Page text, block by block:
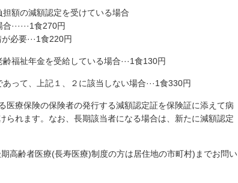
額の減額認定を受けている場合
······1食270円
必要···1食220円
福祉年金を受給している場合···1食130円
って、上記１、２に該当しない場合···1食330円
医療保険の保険者の発行する減額認定証を保険証に添えて病
られます。なお、長期該当者になる場合は、新たに減額認定
高齢者医療(長寿医療)制度の方は居住地の市町村)までお問い